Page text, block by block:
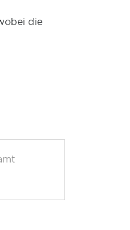
die